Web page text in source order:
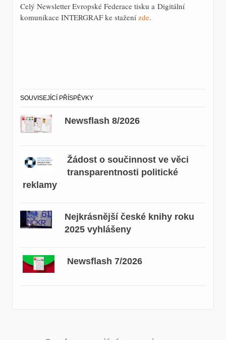
Celý Newsletter Evropské Federace tisku a Digitální
komunikace INTERGRAF ke staženízde.
SOUVISEJÍCÍ PŘÍSPĚVKY
Newsflash 8/2026
Žádost o součinnost ve věci
transparentnosti politické
reklamy
Nejkrásnější české knihy roku
2025 vyhlášeny
Newsflash 7/2026